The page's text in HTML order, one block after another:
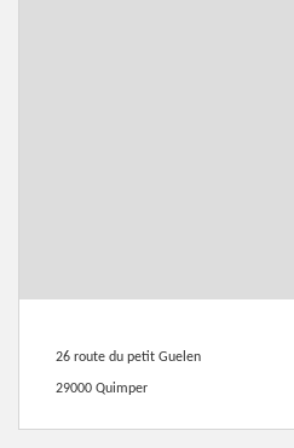
26 route du petit Guelen
29000 Quimper